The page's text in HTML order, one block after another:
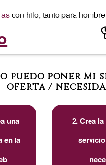
con hilo, tanto para
puedo poner mi
oferta /
una
en la
2. Crea